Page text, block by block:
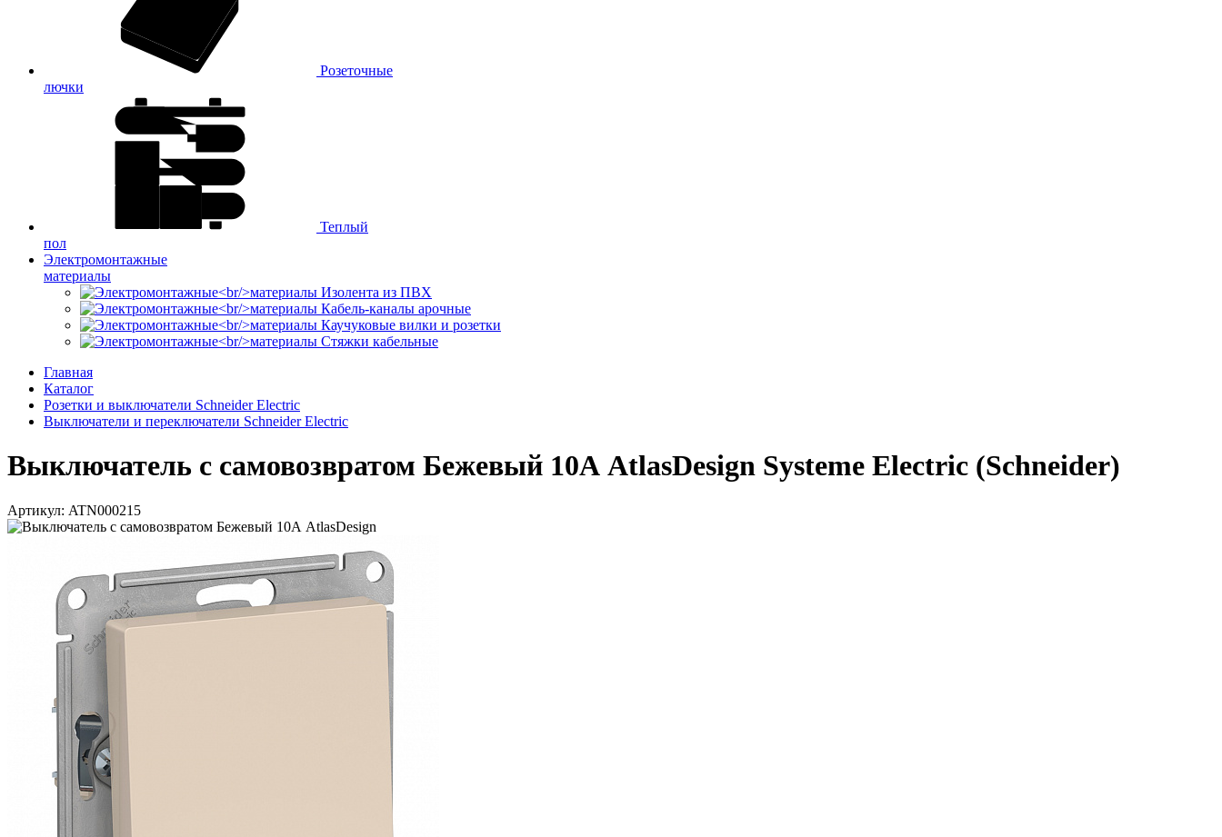
Розеточные
лючки
Теплый
пол
Электромонтажные
материалы
Изолента из ПВХ
Кабель-каналы арочные
Каучуковые вилки и розетки
Стяжки кабельные
Главная
Каталог
Розетки и выключатели Schneider Electric
Выключатели и переключатели Schneider Electric
Выключатель с самовозвратом Бежевый 10А AtlasDesign Systeme Electric (Schneider)
Артикул: ATN000215